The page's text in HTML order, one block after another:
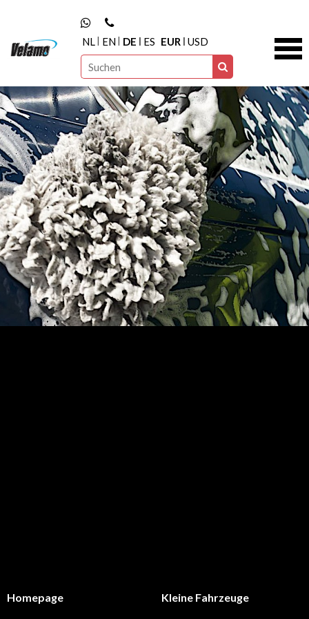
NL EN DE ES EUR USD
Homepage Kleine Fahrzeuge